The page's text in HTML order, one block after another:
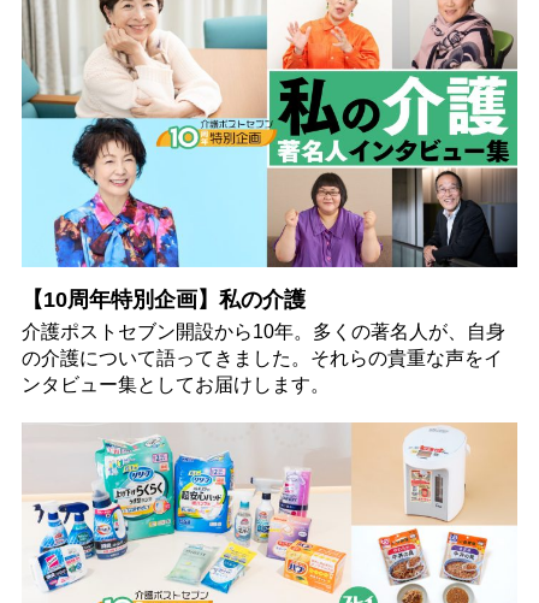
【10周年特別企画】私の介護
介護ポストセブン開設から10年。多くの著名人が、自身
の介護について語ってきました。それらの貴重な声をイ
ンタビュー集としてお届けします。